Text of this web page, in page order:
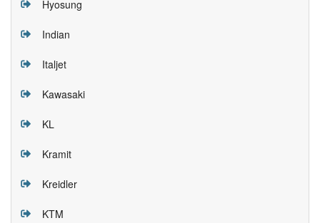
Hyosung
Indian
Italjet
Kawasaki
KL
Kramit
Kreidler
KTM